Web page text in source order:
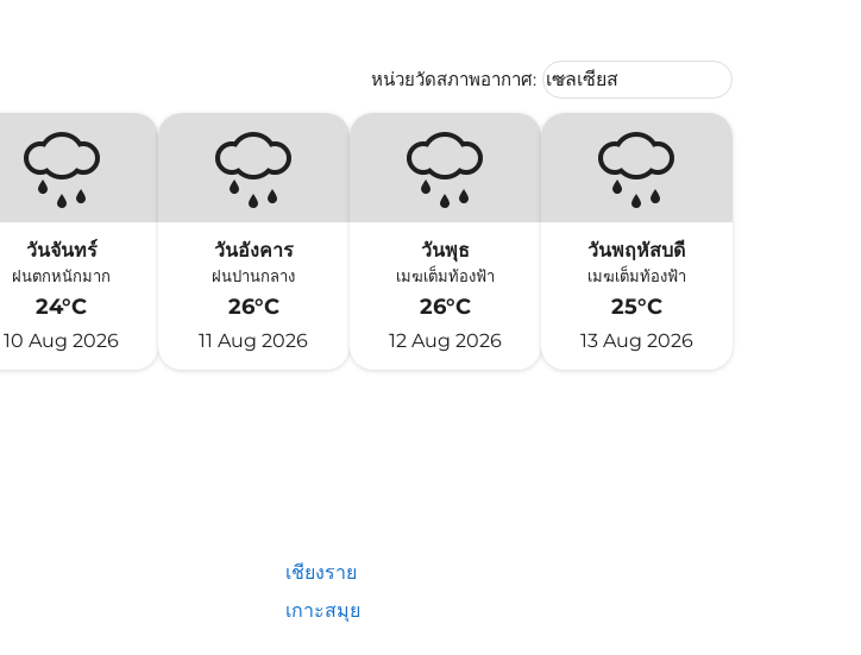
หน่วยวัดสภาพอากาศ: Weather unit option เซลเซียส
เซลเซียส
keyboard_arrow_down
วันจันทร์
ฝนตกหนักมาก
24°C
10 Aug 2026
วันอังคาร
ฝนปานกลาง
26°C
11 Aug 2026
วันพุธ
เมฆเต็มท้องฟ้า
26°C
12 Aug 2026
วันพฤหัสบดี
เมฆเต็มท้องฟ้า
25°C
13 Aug 2026
เชียงราย
เกาะสมุย